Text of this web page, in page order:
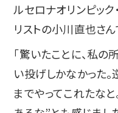
ルセロナオリンピッ
リストの小川直也さん
「驚いたことに、私
い投げしかなかった
までやってこれたな